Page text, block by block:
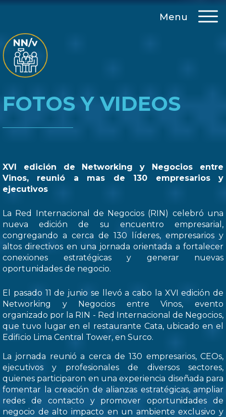
Menu
FOTOS Y VIDEOS
XVI edición de Networking y Negocios entre
Vinos, reunió a mas de 130 empresarios y
ejecutivos
La Red Internacional de Negocios (RIN) celebró una
nueva edición de su encuentro empresarial,
congregando a cerca de 130 líderes, empresarios y
altos directivos en una jornada orientada a fortalecer
conexiones estratégicas y generar nuevas
oportunidades de negocio.
El pasado 11 de junio se llevó a cabo la XVI edición de
Networking y Negocios entre Vinos, evento
organizado por la RIN - Red Internacional de Negocios,
que tuvo lugar en el restaurante Cata, ubicado en el
Edificio Lima Central Tower, en Surco.
La jornada reunió a cerca de 130 empresarios, CEOs,
ejecutivos y profesionales de diversos sectores,
quienes participaron en una experiencia diseñada para
fomentar la creación de alianzas estratégicas, ampliar
redes de contacto y promover oportunidades de
negocio de alto impacto en un ambiente exclusivo y